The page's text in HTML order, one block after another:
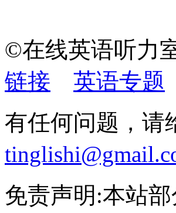
©在线英语听
链接
英语专题
有任何问题，请
免责声明:本站